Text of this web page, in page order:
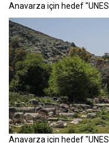
Anavarza için hedef
Anavarza için hedef